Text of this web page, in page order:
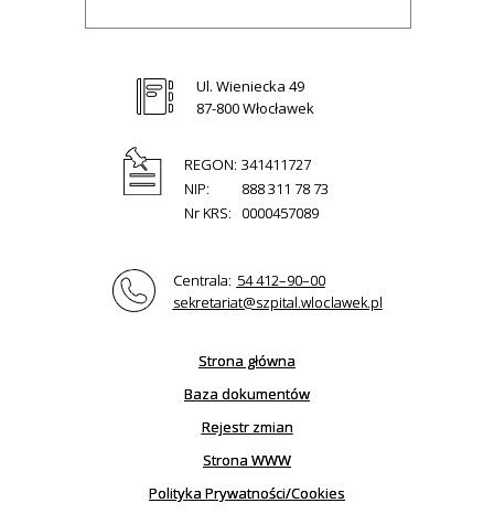
Ul. Wieniecka 49
87-800 Włocławek
REGON: 341411727
NIP:
888 311 78 73
Nr KRS:
0000457089
Centrala: 54 412–90–00
sekretariat@szpital.wloclawek.pl
Strona główna
Baza dokumentów
Rejestr zmian
Strona WWW
Polityka Prywatności/Cookies